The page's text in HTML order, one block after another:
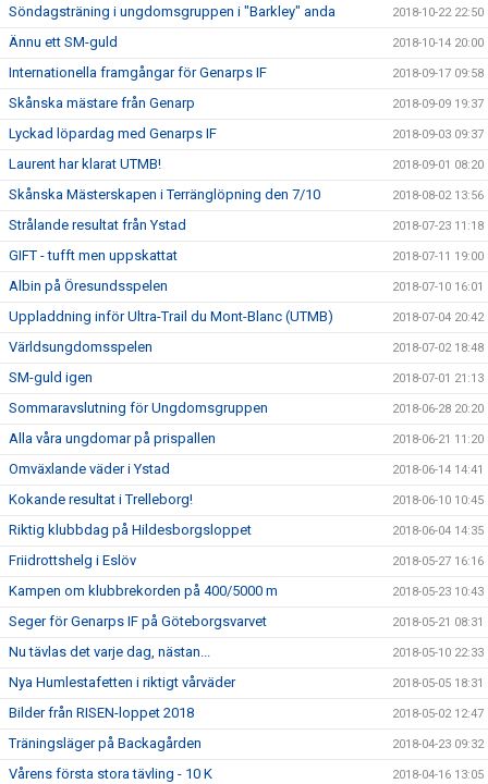
Söndagsträning i ungdomsgruppen i "Barkley" anda 2018-10-22 22:50
Ännu ett SM-guld 2018-10-14 20:00
Internationella framgångar för Genarps IF 2018-09-17 09:58
Skånska mästare från Genarp 2018-09-09 19:37
Lyckad löpardag med Genarps IF 2018-09-03 09:37
Laurent har klarat UTMB! 2018-09-01 08:20
Skånska Mästerskapen i Terränglöpning den 7/10 2018-08-02 13:56
Strålande resultat från Ystad 2018-07-23 11:18
GIFT - tufft men uppskattat 2018-07-11 19:00
Albin på Öresundsspelen 2018-07-10 16:01
Uppladdning inför Ultra-Trail du Mont-Blanc (UTMB) 2018-07-04 20:42
Världsungdomsspelen 2018-07-02 18:48
SM-guld igen 2018-07-01 21:13
Sommaravslutning för Ungdomsgruppen 2018-06-28 20:20
Alla våra ungdomar på prispallen 2018-06-21 11:20
Omväxlande väder i Ystad 2018-06-14 14:41
Kokande resultat i Trelleborg! 2018-06-10 10:45
Riktig klubbdag på Hildesborgsloppet 2018-06-04 14:35
Friidrottshelg i Eslöv 2018-05-27 16:16
Kampen om klubbrekorden på 400/5000 m 2018-05-23 10:43
Seger för Genarps IF på Göteborgsvarvet 2018-05-21 08:31
Nu tävlas det varje dag, nästan... 2018-05-10 22:33
Nya Humlestafetten i riktigt vårväder 2018-05-05 18:31
Bilder från RISEN-loppet 2018 2018-05-02 12:47
Träningsläger på Backagården 2018-04-23 09:32
Vårens första stora tävling - 10 K 2018-04-16 13:05